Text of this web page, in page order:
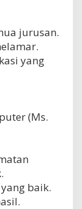
jurusan.
yang
(Ms.
baik.